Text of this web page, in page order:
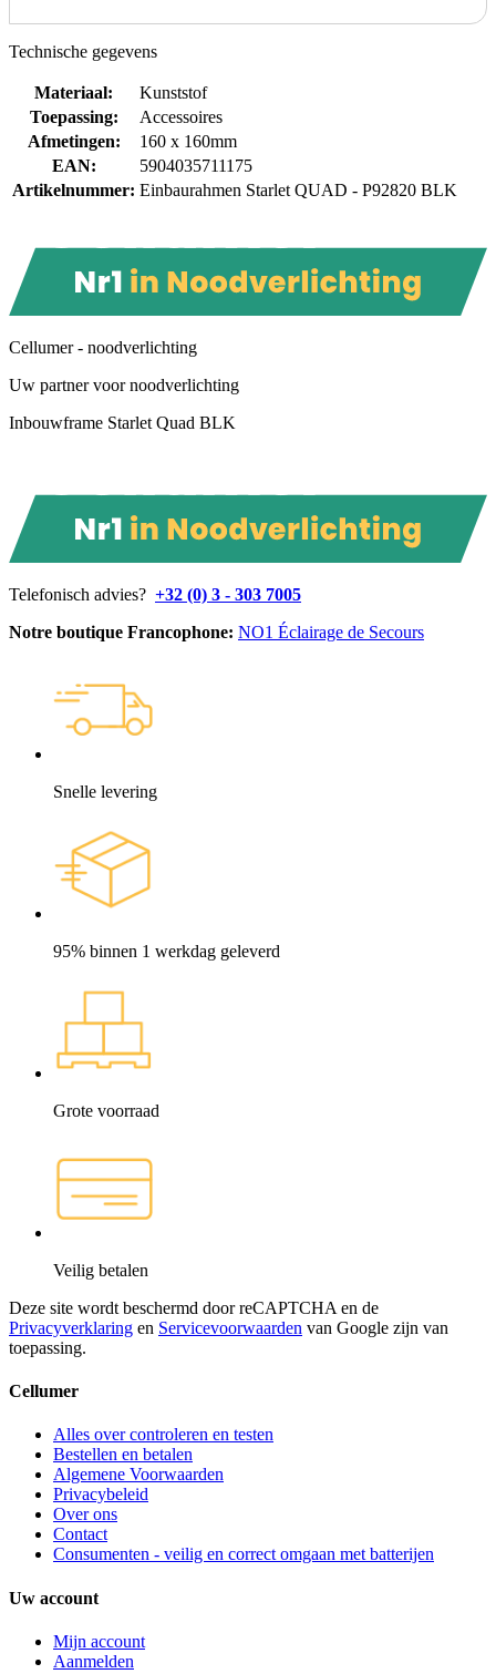
Technische gegevens
Materiaal:
Kunststof
Toepassing:
Accessoires
Afmetingen:
160 x 160mm
EAN:
5904035711175
Artikelnummer: Einbaurahmen Starlet QUAD - P92820 BLK
Cellumer - noodverlichting
Uw partner voor noodverlichting
Inbouwframe Starlet Quad BLK
Telefonisch advies? +32 (0) 3 - 303 7005
Notre boutique Francophone: NO1 Éclairage de Secours
Snelle levering
95% binnen 1 werkdag geleverd
Grote voorraad
Veilig betalen
Deze site wordt beschermd door reCAPTCHA en de
Privacyverklaring en Servicevoorwaarden van Google zijn van
toepassing.
Cellumer
Alles over controleren en testen
Bestellen en betalen
Algemene Voorwaarden
Privacybeleid
Over ons
Contact
Consumenten - veilig en correct omgaan met batterijen
Uw account
Mijn account
Aanmelden